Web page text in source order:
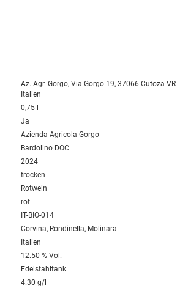
Az. Agr. Gorgo, Via Gorgo 19, 37066 Cutoza VR -
Italien
0,75 l
Ja
Azienda Agricola Gorgo
Bardolino DOC
2024
trocken
Rotwein
rot
IT-BIO-014
Corvina, Rondinella, Molinara
Italien
12.50 % Vol.
Edelstahltank
4.30 g/l